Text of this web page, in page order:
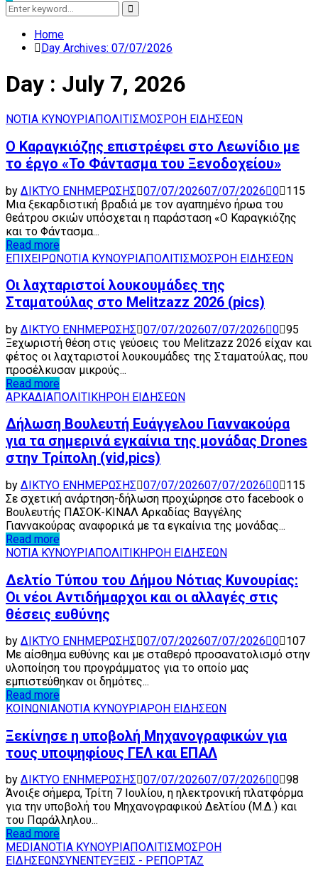
Search
Search
Home
Day Archives: 07/07/2026
Day : July 7, 2026
ΝΟΤΙΑ ΚΥΝΟΥΡΙΑΠΟΛΙΤΙΣΜΟΣ ΡΟΗ ΕΙΔΗΣΕΩΝ
Ο Καραγκιόζης επιστρέφει στο Λεωνίδιο με
το έργο «Το Φάντασμα του Ξενοδοχείου»
by ΔΙΚΤΥΟ ΕΝΗΜΕΡΩΣΗΣ 07/07/202607/07/2026 0 115
Μια ξεκαρδιστική βραδιά με τον αγαπημένο ήρωα του
θεάτρου σκιών υπόσχεται η παράσταση «Ο Καραγκιόζης
και το Φάντασμα...
Read more
ΕΠΙΧΕΙΡΩΝΟΤΙΑ ΚΥΝΟΥΡΙΑΠΟΛΙΤΙΣΜΟΣΡΟΗ ΕΙΔΗΣΕΩΝ
Οι λαχταριστοί λουκουμάδες της
Σταματούλας στο Melitzazz 2026 (pics)
by ΔΙΚΤΥΟ ΕΝΗΜΕΡΩΣΗΣ 07/07/202607/07/2026 0 95
Ξεχωριστή θέση στις γεύσεις του Melitzazz 2026 είχαν και
φέτος οι λαχταριστοί λουκουμάδες της Σταματούλας, που
προσέλκυσαν μικρούς...
Read more
ΑΡΚΑΔΙΑΠΟΛΙΤΙΚΗΡΟΗ ΕΙΔΗΣΕΩΝ
Δήλωση Βουλευτή Ευάγγελου Γιαννακούρα
για τα σημερινά εγκαίνια της μονάδας Drones
στην Τρίπολη (vid,pics)
by ΔΙΚΤΥΟ ΕΝΗΜΕΡΩΣΗΣ 07/07/202607/07/2026 0 115
Σε σχετική ανάρτηση-δήλωση προχώρησε στο facebook ο
Βουλευτής ΠΑΣΟΚ-ΚΙΝΑΛ Αρκαδίας Βαγγέλης
Γιαννακούρας αναφορικά με τα εγκαίνια της μονάδας...
Read more
ΝΟΤΙΑ ΚΥΝΟΥΡΙΑΠΟΛΙΤΙΚΗΡΟΗ ΕΙΔΗΣΕΩΝ
Δελτίο Τύπου του Δήμου Νότιας Κυνουρίας:
Οι νέοι Αντιδήμαρχοι και οι αλλαγές στις
θέσεις ευθύνης
by ΔΙΚΤΥΟ ΕΝΗΜΕΡΩΣΗΣ 07/07/202607/07/2026 0 107
Με αίσθημα ευθύνης και με σταθερό προσανατολισμό στην
υλοποίηση του προγράμματος για το οποίο μας
εμπιστεύθηκαν οι δημότες...
Read more
ΚΟΙΝΩΝΙΑΝΟΤΙΑ ΚΥΝΟΥΡΙΑΡΟΗ ΕΙΔΗΣΕΩΝ
Ξεκίνησε η υποβολή Μηχανογραφικών για
τους υποψηφίους ΓΕΛ και ΕΠΑΛ
by ΔΙΚΤΥΟ ΕΝΗΜΕΡΩΣΗΣ 07/07/202607/07/2026 0 98
Άνοιξε σήμερα, Τρίτη 7 Ιουλίου, η ηλεκτρονική πλατφόρμα
για την υποβολή του Μηχανογραφικού Δελτίου (Μ.Δ.) και
του Παράλληλου...
Read more
MEDIAΝΟΤΙΑ ΚΥΝΟΥΡΙΑΠΟΛΙΤΙΣΜΟΣ ΡΟΗ
ΕΙΔΗΣΕΩΝΣΥΝΕΝΤΕΥΞΕΙΣ - ΡΕΠΟΡΤΑΖ